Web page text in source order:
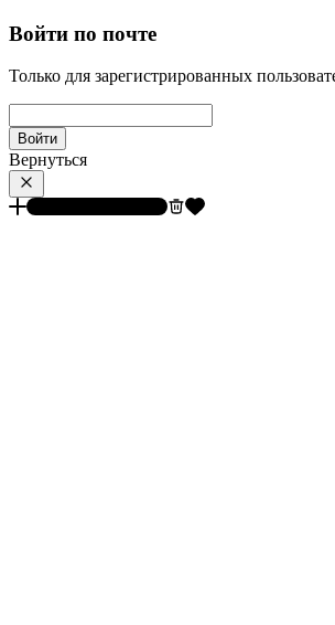
Войти по почте
Только для зарегистрированных
Войти
Вернуться